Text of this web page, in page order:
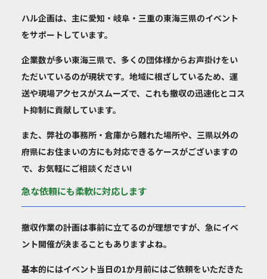
ハル企画は、主に愛知・岐阜・三重の東海三県のイベント
をサポート しています。
企業数が多い東海三県で、多くの団体様からお声掛けをい
ただいているのが現状です。地域に根ざしているため、運
送や現場アクセスがスムーズで、これも撤収の迅速化とコス
ト抑制に貢献しています。
また、弊社の事務所・倉庫から離れた場所や、 三県以外の
府県にお住まいの方にも対応できるケースがございますの
で、お気軽にご相談ください!
急な依頼にも柔軟に対応します
撤収作業の計画は事前に立てるのが理想ですが、急にイベ
ント開催が決まることもありますよね。
基本的にはイベント当日の1か月前にはご依頼をいただきた